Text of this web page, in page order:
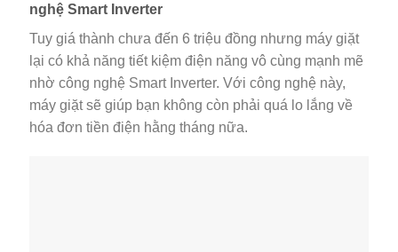
nghệ Smart Inverter
Tuy giá thành chưa đến 6 triệu đồng nhưng máy giặt
lại có khả năng tiết kiệm điện năng vô cùng mạnh mẽ
nhờ công nghệ Smart Inverter. Với công nghệ này,
máy giặt sẽ giúp bạn không còn phải quá lo lắng về
hóa đơn tiền điện hằng tháng nữa.